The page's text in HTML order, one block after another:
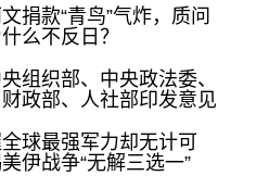
捐款“青鸟”气炸，质问
么不反日？
组织部、中央政法委、
政部、人社部印发意见
球最强军力却无计可
伊战争“无解三选一”